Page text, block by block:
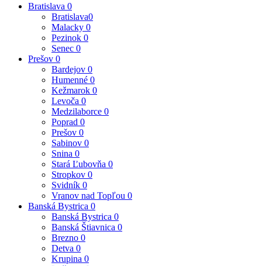
Bratislava 0
Bratislava0
Malacky 0
Pezinok 0
Senec 0
Prešov 0
Bardejov 0
Humenné 0
Kežmarok 0
Levoča 0
Medzilaborce 0
Poprad 0
Prešov 0
Sabinov 0
Snina 0
Stará Ľubovňa 0
Stropkov 0
Svidník 0
Vranov nad Topľou 0
Banská Bystrica 0
Banská Bystrica 0
Banská Štiavnica 0
Brezno 0
Detva 0
Krupina 0